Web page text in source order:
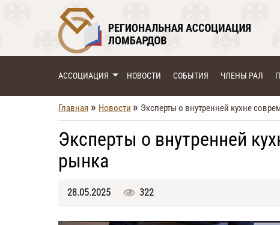
АССОЦИАЦИЯ НОВОСТИ СОБЫТИЯ ЧЛЕНЫ РАЛ
Главная » Новости » Эксперты о внутренней кухне
Эксперты о внутренней
рынка
28.05.2025 322